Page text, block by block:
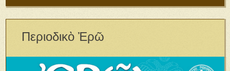
Περιοδικὸ Ἐρῶ